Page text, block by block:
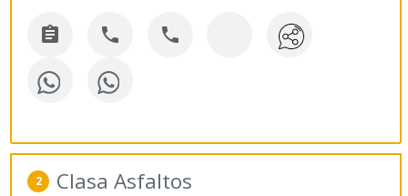
  
2 Clasa Asfaltos